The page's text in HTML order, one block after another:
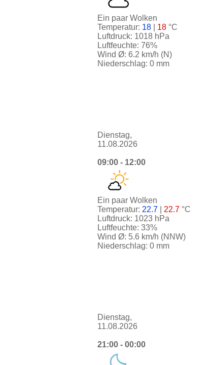
Ein paar Wolken
Temperatur: 18 18 °C
Luftdruck: 1018 hPa
Luftfeuchte: 76%
Wind Ø: 6.2 km/h (N)
Niederschlag: 0 mm
Dienstag,
11.08.2026
09:00 - 12:00
Ein paar Wolken
Temperatur: 22.7 22.7 °C
Luftdruck: 1023 hPa
Luftfeuchte: 33%
Wind Ø: 5.6 km/h (NNW)
Niederschlag: 0 mm
Dienstag,
11.08.2026
21:00 - 00:00